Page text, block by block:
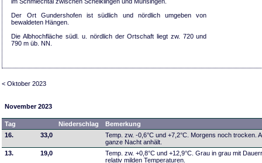
Der Ort Gundershofen ist südlich und nördlich umgeben von
bewaldeten Hängen.
Die Albhochfläche südl. u. nördlich der Ortschaft liegt zw. 720 und
790 m üb. NN.
< Oktober 2023
November 2023
Tag Niederschlag
Bemerkung
16.
33,0
Temp. zw. -0,6°C und +7,2°C. Morgens noch trocken.
ganze Nacht anhält.
13.
19,0
Temp. zw. +0,8°C und +12,9°C. Grau in grau mit
relativ milden Temperaturen.